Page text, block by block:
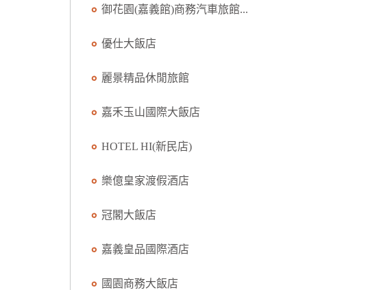
御花園(嘉義館)商務汽車旅館...
優仕大飯店
麗景精品休閒旅館
嘉禾玉山國際大飯店
HOTEL HI(新民店)
樂億皇家渡假酒店
冠閣大飯店
嘉義皇品國際酒店
國園商務大飯店